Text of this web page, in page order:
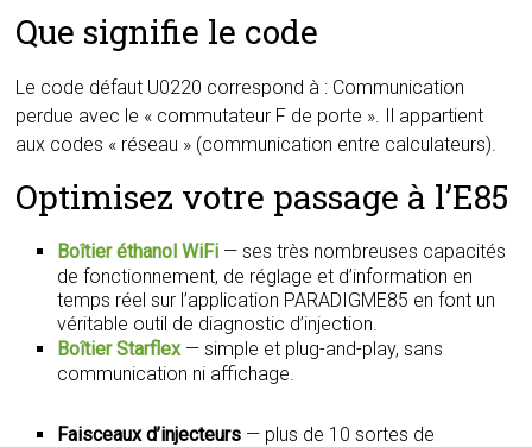
Que signifie le code
Le code défaut U0220 correspond à : Communication
perdue avec le « commutateur F de porte ». Il appartient
aux codes « réseau » (communication entre calculateurs).
Optimisez votre passage à l’E85
Boîtier éthanol WiFi — ses très nombreuses capacités
de fonctionnement, de réglage et d’information en
temps réel sur l’application PARADIGME85 en font un
véritable outil de diagnostic d’injection.
Boîtier Starflex— simple et plug-and-play, sans
communication ni affichage.
Faisceaux d’injecteurs — plus de 10 sortes de